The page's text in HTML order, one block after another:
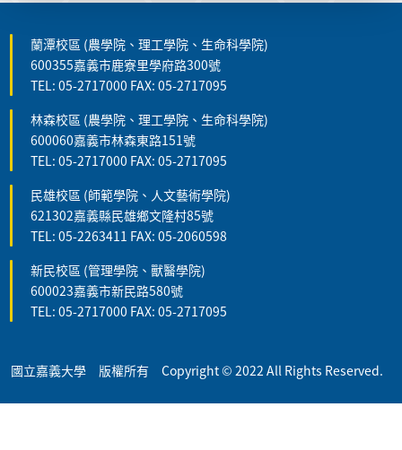
蘭潭校區 (農學院、理工學院、生命科學院)
600355嘉義市鹿寮里學府路300號
TEL: 05-2717000 FAX: 05-2717095
林森校區 (農學院、理工學院、生命科學院)
600060嘉義市林森東路151號
TEL: 05-2717000 FAX: 05-2717095
民雄校區 (師範學院、人文藝術學院)
621302嘉義縣民雄鄉文隆村85號
TEL: 05-2263411 FAX: 05-2060598
新民校區 (管理學院、獸醫學院)
600023嘉義市新民路580號
TEL: 05-2717000 FAX: 05-2717095
國立嘉義大學 版權所有 Copyright © 2022 All Rights Reserved.